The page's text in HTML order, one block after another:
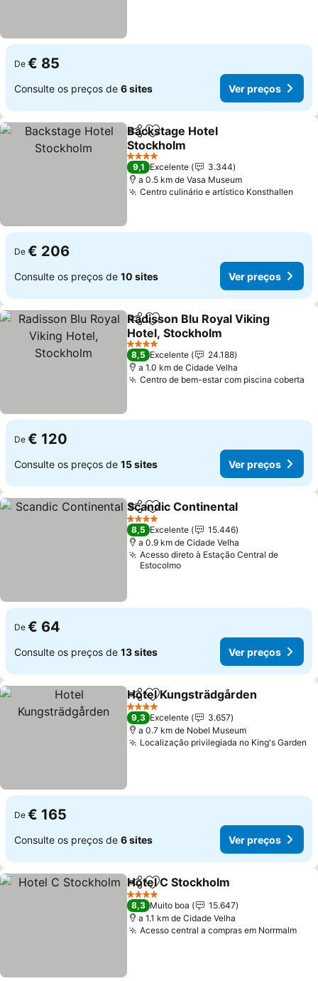
De € 85
Consulte os preços de 6 sites Ver preços
PartilharAdicionar aos favoritos
Backstage Hotel
Stockholm
Ver preços
4 Estrelas
9,1 Excelente
3.344
a 0.5 km de Vasa Museum
Centro culinário e artístico Konsthallen
De € 206
Consulte os preços de 10 sites Ver preços
PartilharAdicionar aos favoritos
Radisson Blu Royal Viking
Hotel, Stockholm
Ver preços
4 Estrelas
8,5 Excelente
24.188
a 1.0 km de Cidade Velha
Centro de bem-estar com piscina coberta
De € 120
Consulte os preços de 15 sites Ver preços
PartilharAdicionar aos favoritos
Scandic Continental
4 Estrelas
8,5 Excelente
15.446
a 0.9 km de Cidade Velha
Acesso direto à Estação Central de
Estocolmo
De € 64
Consulte os preços de 13 sites Ver preços
PartilharAdicionar aos favoritos
Hotel Kungsträdgården
4 Estrelas
9,3 Excelente
3.657
a 0.7 km de Nobel Museum
Localização privilegiada no King's Garden
De € 165
Consulte os preços de 6 sites Ver preços
PartilharAdicionar aos favoritos
Hotel C Stockholm
4 Estrelas
8,3 Muito boa
15.647
a 1.1 km de Cidade Velha
Acesso central a compras em NorrmalmVer